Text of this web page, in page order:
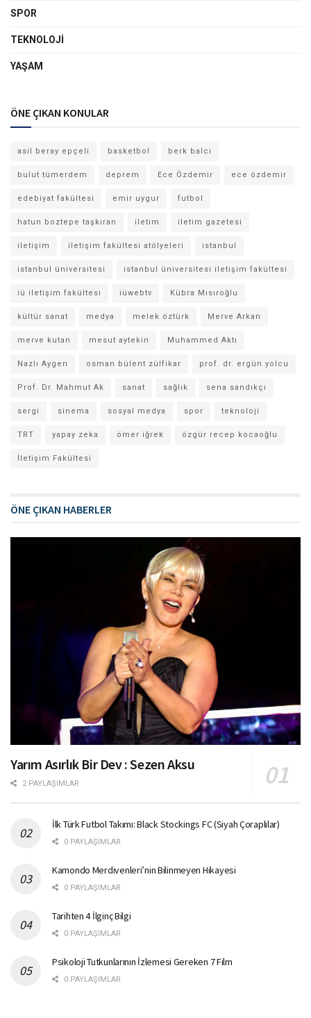
SPOR
TEKNOLOJI
YAŞAM
ÖNE ÇIKAN KONULAR
asil beray epçeli basketbol berk balcı
bulut tümerdem deprem Ece Özdemir ece özdemir
edebiyat fakültesi emir uygur futbol
hatun boztepe taşkıran iletim iletim gazetesi
iletişim iletişim fakültesi atölyeleri istanbul
istanbul üniversitesi istanbul üniversitesi iletişim fakültesi
iü iletişim fakültesi iüwebtv Kübra Mısıroğlu
kültür sanat medya melek öztürk Merve Arkan
merve kutan mesut aytekin Muhammed Aktı
Nazlı Aygen osman bülent zülfikar prof. dr. ergün yolcu
Prof. Dr. Mahmut Ak sanat sağlık sena sandıkçı
sergi sinema sosyal medya spor teknoloji
TRT yapay zeka ömer iğrek özgür recep kocaoğlu
İletişim Fakültesi
ÖNE ÇIKAN HABERLER
Yarım Asırlık Bir Dev : Sezen Aksu
2 PAYLAŞIMLAR
İlk Türk Futbol Takımı: Black Stockings FC (Siyah Çoraplılar)
0 PAYLAŞIMLAR
Kamondo Merdivenleri’nin Bilinmeyen Hikayesi
0 PAYLAŞIMLAR
Tarihten 4 İlginç Bilgi
0 PAYLAŞIMLAR
Psikoloji Tutkunlarının İzlemesi Gereken 7 Film
0 PAYLAŞIMLAR